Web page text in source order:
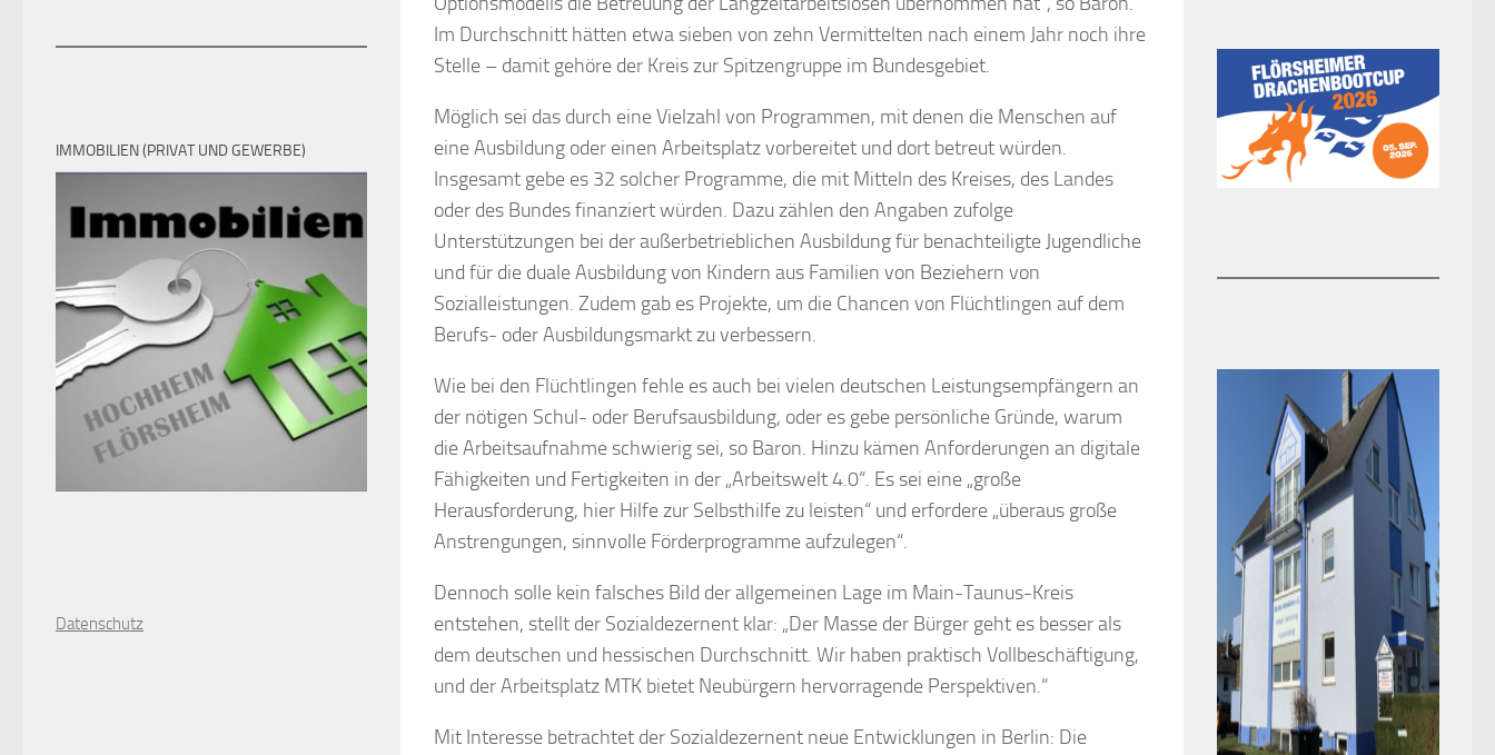
Im Durchschnitt hätten etwa sieben von zehn Vermittelten nach einem Jahr noch ihre
Stelle – damit gehöre der Kreis zur Spitzengruppe im Bundesgebiet.
Möglich sei das durch eine Vielzahl von Programmen, mit denen die Menschen auf
eine Ausbildung oder einen Arbeitsplatz vorbereitet und dort betreut würden.
Insgesamt gebe es 32 solcher Programme, die mit Mitteln des Kreises, des Landes
oder des Bundes finanziert würden. Dazu zählen den Angaben zufolge
Unterstützungen bei der außerbetrieblichen Ausbildung für benachteiligte Jugendliche
und für die duale Ausbildung von Kindern aus Familien von Beziehern von
Sozialleistungen. Zudem gab es Projekte, um die Chancen von Flüchtlingen auf dem
Berufs- oder Ausbildungsmarkt zu verbessern.
Wie bei den Flüchtlingen fehle es auch bei vielen deutschen Leistungsempfängern an
der nötigen Schul- oder Berufsausbildung, oder es gebe persönliche Gründe, warum
die Arbeitsaufnahme schwierig sei, so Baron. Hinzu kämen Anforderungen an digitale
Fähigkeiten und Fertigkeiten in der „Arbeitswelt 4.0“. Es sei eine „große
Herausforderung, hier Hilfe zur Selbsthilfe zu leisten“ und erfordere „überaus große
Anstrengungen, sinnvolle Förderprogramme aufzulegen“.
Dennoch solle kein falsches Bild der allgemeinen Lage im Main-Taunus-Kreis
entstehen, stellt der Sozialdezernent klar: „Der Masse der Bürger geht es besser als
dem deutschen und hessischen Durchschnitt. Wir haben praktisch Vollbeschäftigung,
und der Arbeitsplatz MTK bietet Neubürgern hervorragende Perspektiven.“
Mit Interesse betrachtet der Sozialdezernent neue Entwicklungen in Berlin: Die
IMMOBILIEN (PRIVAT UND GEWERBE)
Datenschutz